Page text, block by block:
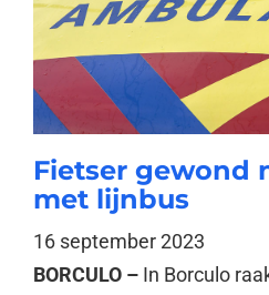
Fietser gewond
met lijnbus
16 september 2023
BORCULO – In Borculo